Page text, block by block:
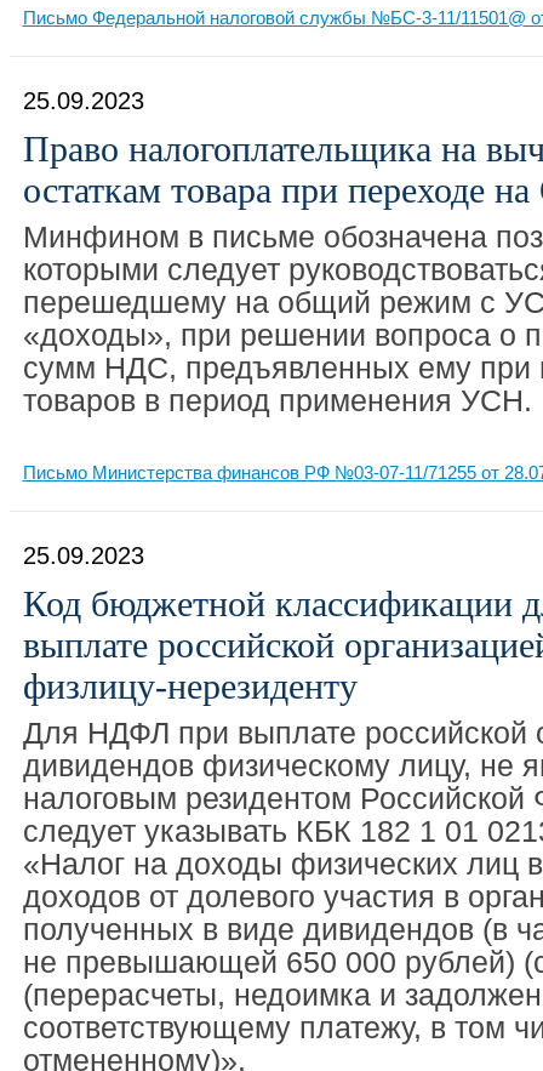
Письмо Федеральной налоговой службы №БС-3-11/11501@
25.09.2023
Право налогоплательщика на
остаткам товара при переходе
Минфином в письме обозначена
которыми следует
перешедшему на общий режим с
«доходы», при решении вопроса о
сумм НДС, предъявленных ему при
товаров в период применения УСН.
Письмо Министерства финансов РФ №03-07-11/71255 от
25.09.2023
Код бюджетной классификации
выплате российской
физлицу-нерезиденту
Для НДФЛ при выплате российской
дивидендов физическому лицу, не
налоговым резидентом Российской
следует указывать КБК 182 1 01
«Налог на доходы физических лиц
доходов от долевого участия в
полученных в виде дивидендов (в
не превышающей 650 000 рублей)
(перерасчеты, недоимка и
соответствующему платежу, в том
отмененному)».